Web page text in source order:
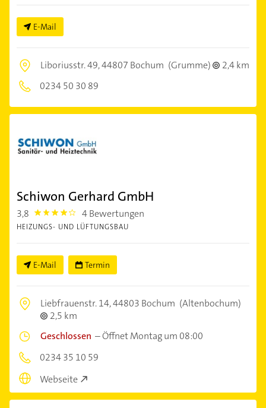
E-Mail
Liboriusstr. 49,44807 Bochum (Grumme)
2,4 km
0234 50 30 89
Schiwon Gerhard GmbH
3,8 3.8 4 Bewertungen
HEIZUNGS- UND LÜFTUNGSBAU
E-Mail Termin
Liebfrauenstr. 14,44803 Bochum (Altenbochum)
2,5 km
Geschlossen –Öffnet Montag um 08:00
0234 35 10 59
Webseite